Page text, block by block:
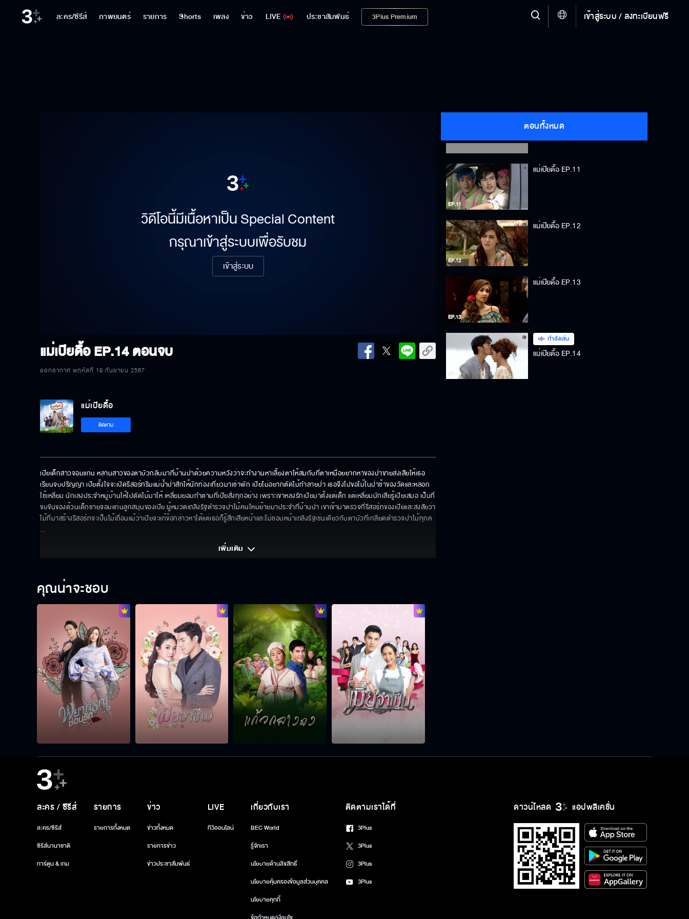
ละคร/ซีรีส์ ภาพยนตร์ รายการ Shorts เพลง ข่าว LIVE ประชาสัมพันธ์ 3Plus Premium เข้าสู่ระบบ / ลงทะเบียนฟรี
วิดีโอนี้มีเนื้อหาเป็น Special Content
กรุณาเข้าสู่ระบบเพื่อรับชม
เข้าสู่ระบบ
แม่เปียดื้อEP.14 ตอนจบ
ออกอากาศ พฤหัสที่ 19 กันยายน 2567
ตอนทั้งหมด
แม่เปียดื้อ EP.10
แม่เปียดื้อ EP.11
แม่เปียดื้อ EP.12
แม่เปียดื้อ EP.13
กำลังเล่น
แม่เปียดื้อ EP.14
แม่เปียดื้อ
ติดตาม
เปียเด็กสาวจอมแก่น หลานสาวของตาบัวกลับมาที่บ้านป่าด้วยความหวังว่าจะทำงานหาเลี้ยงตาให้สมกับที่ตาเหนื่อยยากหาของป่าขายส่งเสียให้เธอ
เรียนจบปริญญา เปียตั้งใจจะเปิดรีสอร์ทริมแม่น้ำป่าสักให้นักท่องเที่ยวมาเช่าพัก เปียไม่อยากตัดไม้ทำลายป่า เธอจึงไปขอไม้ในป่าช้าของวัดและหลอก
ใช้เหลี่ยม นักเลงประจำหมู่บ้านให้ไปตัดไม้มาให้ เหลี่ยมยอมทำตามที่เปียสั่งทุกอย่าง เพราะเขาหลงรักเปียมาตั้งแต่เด็ก แต่เหลี่ยมมักเสียรู้เปียเสมอ เป็นที่
ขบขันของด้วนเด็กชายจอมแก่นลูกสมุนของเปีย ผู้หมวดเถลิงรัฐตำรวจป่าไม้คนใหม่ย้ายมาประจำที่บ้านป่า เขาเข้ามาตรวจที่รีสอร์ทของเปียและสงสัยว่า
ไม้ที่มาสร้างรีสอร์ทจะเป็นไม้เถื่อนแม้ว่าเปียจะแก้ข้อกล่าวหาได้แต่เธอก็รู้สึกเสียหน้าและไม่ชอบหน้าเถลิงรัฐเช่นเดียวกับตาบัวที่เกลียดตำรวจป่าไม้ทุกค
...
เพิ่มเติม
คุณน่าจะชอบ
ดาวน์โหลด แอปพลิเคชั่น
ละคร / ซีรีส์
ละคร/ซีรีส์
ซีรีส์นานาชาติ
การ์ตูน & เกม
รายการ
รายการทั้งหมด
ข่าว
ข่าวทั้งหมด
รายการข่าว
ข่าวประชาสัมพันธ์
LIVE
ทีวีออนไลน์
เกี่ยวกับเรา
BEC World
รู้จักเรา
นโยบายด้านลิขสิทธิ์
นโยบายคุ้มครองข้อมูลส่วนบุคคล
นโยบายคุกกี้
ติดตามเราได้ที่
3Plus
3Plus
3Plus
3Plus